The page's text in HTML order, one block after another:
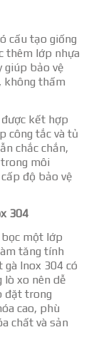
cấu tạo giống
thêm lớp nhựa
giúp bảo vệ
không thấm
được kết hợp
công tắc và tủ
chắc chắn,
môi
độ bảo vệ
304
bọc một lớp
tăng tính
gà Inox 304 có
lò xo nên dễ
đặt trong
cao, phù
chất và sản